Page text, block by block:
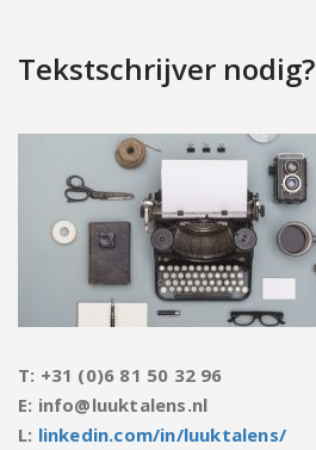
Tekstschrijver nodig?
T: +31 (0)6 81 50 32 96
E: info@luuktalens.nl
L: linkedin.com/in/luuktalens/